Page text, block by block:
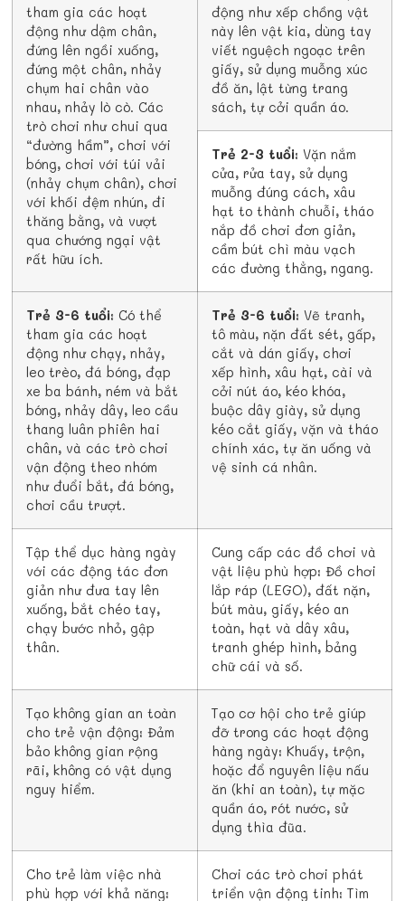
tham gia các hoạt
động như dậm chân,
đứng lên ngồi xuống,
đứng một chân, nhảy
chụm hai chân vào
nhau, nhảy lò cò. Các
trò chơi như chui qua
“đường hầm”, chơi với
bóng, chơi với túi vải
(nhảy chụm chân), chơi
với khối đệm nhún, đi
thăng bằng, và vượt
qua chướng ngại vật
rất hữu ích.
động như xếp chồng vật
này lên vật kia, dùng tay
viết nguệch ngoạc trên
giấy, sử dụng muỗng xúc
đồ ăn, lật từng trang
sách, tự cởi quần áo.
Trẻ 2-3 tuổi: Vặn nắm
cửa, rửa tay, sử dụng
muỗng đúng cách, xâu
hạt to thành chuỗi, tháo
nắp đồ chơi đơn giản,
cầm bút chì màu vạch
các đường thẳng, ngang.
Trẻ 3-6 tuổi: Có thể
tham gia các hoạt
động như chạy, nhảy,
leo trèo, đá bóng, đạp
xe ba bánh, ném và bắt
bóng, nhảy dây, leo cầu
thang luân phiên hai
chân, và các trò chơi
vận động theo nhóm
như đuổi bắt, đá bóng,
chơi cầu trượt.
Trẻ 3-6 tuổi: Vẽ tranh,
tô màu, nặn đất sét, gấp,
cắt và dán giấy, chơi
xếp hình, xâu hạt, cài và
cởi nút áo, kéo khóa,
buộc dây giày, sử dụng
kéo cắt giấy, vặn và tháo
chính xác, tự ăn uống và
vệ sinh cá nhân.
Tập thể dục hàng ngày
với các động tác đơn
giản như đưa tay lên
xuống, bắt chéo tay,
chạy bước nhỏ, gập
thân.
Cung cấp các đồ chơi và
vật liệu phù hợp: Đồ chơi
lắp ráp (LEGO), đất nặn,
bút màu, giấy, kéo an
toàn, hạt và dây xâu,
tranh ghép hình, bảng
chữ cái và số.
Tạo không gian an toàn
cho trẻ vận động: Đảm
bảo không gian rộng
rãi, không có vật dụng
nguy hiểm.
Tạo cơ hội cho trẻ giúp
đỡ trong các hoạt động
hàng ngày: Khuấy, trộn,
hoặc đổ nguyên liệu nấu
ăn (khi an toàn), tự mặc
quần áo, rót nước, sử
dụng thìa đũa.
Cho trẻ làm việc nhà
phù hợp với khả năng:
Chơi các trò chơi phát
triển vận động tinh: Tìm